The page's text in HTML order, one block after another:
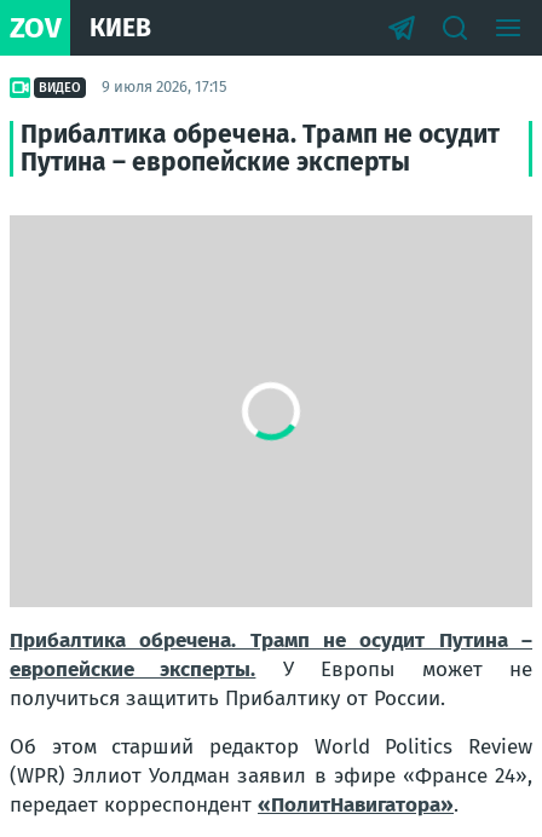
ZOV КИЕВ
ВИДЕО 9 июля 2026, 17:15
Прибалтика обречена. Трамп не осудит
Путина – европейские эксперты
Прибалтика обречена. Трамп не осудит Путина –
европейские эксперты. У Европы может не
получиться защитить Прибалтику от России.
Об этом старший редактор World Politics Review
(WPR) Эллиот Уолдман заявил в эфире «Франсе 24»,
передает корреспондент «ПолитНавигатора».